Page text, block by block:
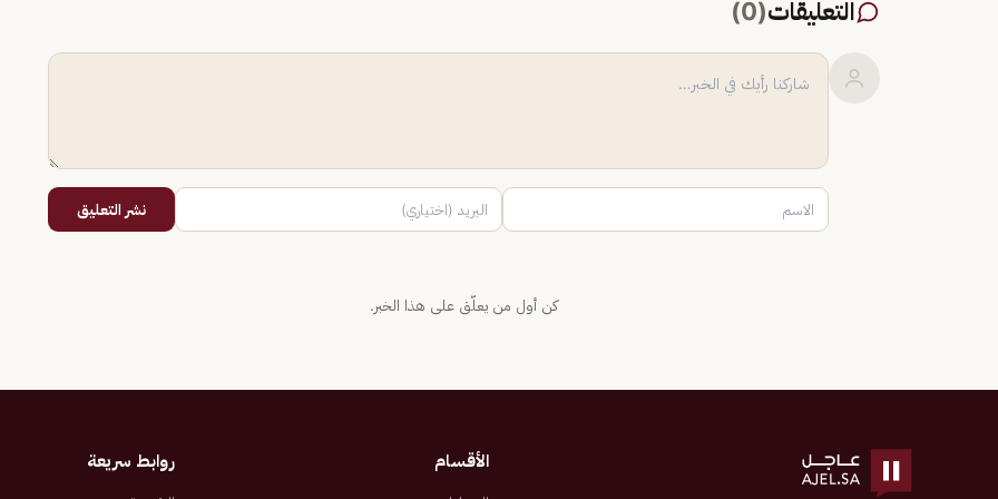
التعليقات(
0
)
نشر التعليق
كن أول من يعلّق على هذا الخبر.
الأقسام روابط سريعة